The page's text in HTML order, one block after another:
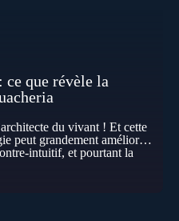
que révèle la
du vivant ! Et cette
peut grandement améliorer
intuitif, et pourtant la
de morts cellulaires